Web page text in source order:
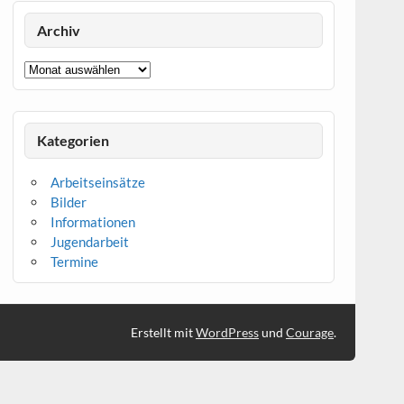
Archiv
Archiv
Kategorien
Arbeitseinsätze
Bilder
Informationen
Jugendarbeit
Termine
Erstellt mitWordPressund Courage.